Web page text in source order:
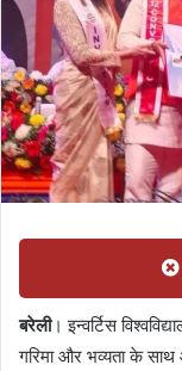
बरेली। इन्वर्टिस
गरिमा और भव्यता के